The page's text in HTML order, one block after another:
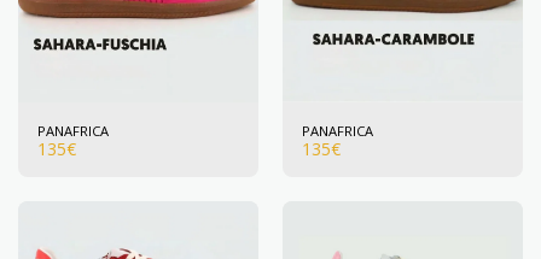
PANAFRICA
135€
PANAFRICA
135€